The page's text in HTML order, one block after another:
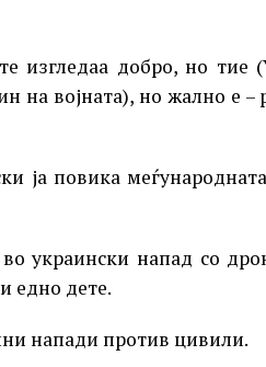
изгледаа добро, но тие
на војната), но жално е –
ја повика
украински напад со
едно дете.
напади против цивили.